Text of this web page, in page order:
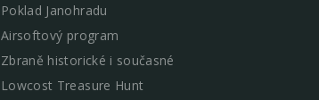
Poklad Janohradu
Airsoftový program
Zbraně historické i současné
Lowcost Treasure Hunt